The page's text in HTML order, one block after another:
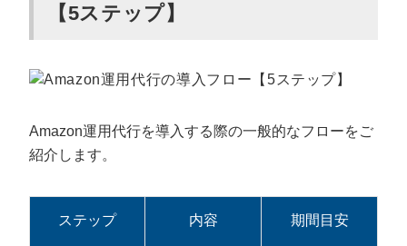
会社概要資料をダウンロー
【5ステップ】
Amazon運用代行を導入する際の一般的なフローをご
紹介します。
ステップ 内容 期間目安